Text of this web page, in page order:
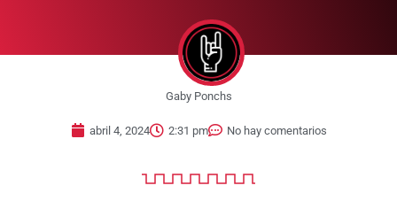
Gaby Ponchs
abril 4, 2024 2:31 pm No hay comentarios